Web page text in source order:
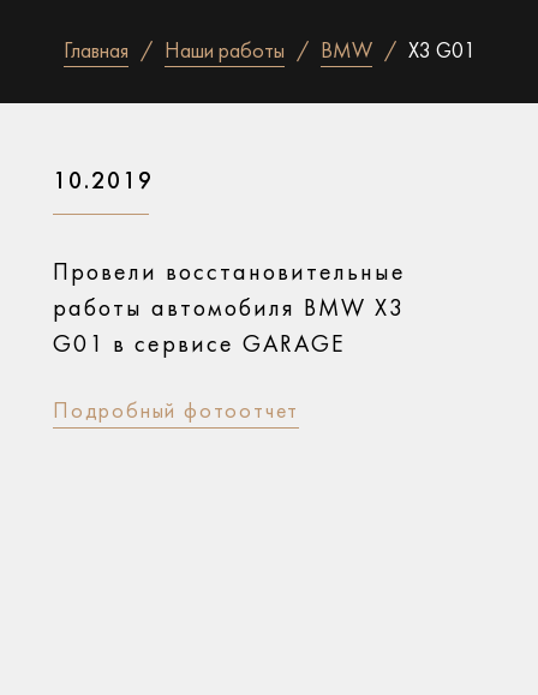
Главная Наши работы BMW X3 G01
10.2019
Провели восстановительные
работы автомобиля BMW X3
G01 в сервисе GARAGE
Подробный фотоотчет